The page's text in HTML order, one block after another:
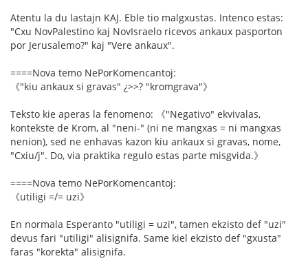
Atentu la du lastajn KAJ. Eble tio malgxustas. Intenco estas:
"Cxu NovPalestino kaj NovIsraelo ricevos ankaux pasporton
por Jerusalemo?" kaj "Vere ankaux".
====Nova temo NePorKomencantoj:
《"kiu ankaux si gravas" ¿>>? "kromgrava"》
Teksto kie aperas la fenomeno: 《"Negativo" ekvivalas,
kontekste de Krom, al "neni-" (ni ne mangxas = ni mangxas
nenion), sed ne enhavas kazon kiu ankaux si gravas, nome,
"Cxiu/j". Do, via praktika regulo estas parte misgvida.》
====Nova temo NePorKomencantoj:
《utiligi =/= uzi》
En normala Esperanto "utiligi = uzi", tamen ekzisto def "uzi"
devus fari "utiligi" alisignifa. Same kiel ekzisto def "gxusta"
faras "korekta" alisignifa.